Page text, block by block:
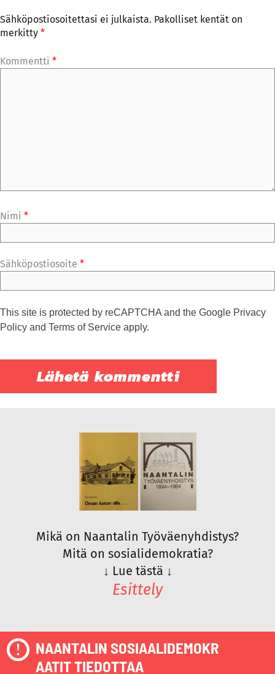
Sähköpostiosoitettasi ei julkaista. Pakolliset kentät on
merkitty *
Kommentti *
Nimi *
Sähköpostiosoite *
This site is protected by reCAPTCHA and the Google Privacy
Policy and Terms of Service apply.
Mikä on Naantalin Työväenyhdistys?
Mitä on sosialidemokratia?
↓ Lue tästä ↓
Esittely
NAANTALIN SOSIAALIDEMOKR
AATIT TIEDOTTAA